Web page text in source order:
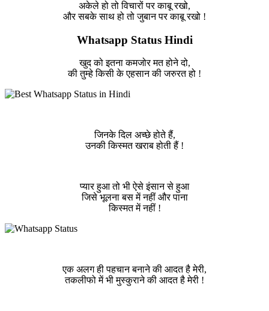
अकेले हो तो विचारों पर काबू रखो,
और सबके साथ हो तो जुबान पर काबू रखो !
Whatsapp Status Hindi
खुद को इतना कमजोर मत होने दो,
की तुम्हे किसी के एहसान की जरुरत हो !
जिनके दिल अच्छे होते हैं,
उनकी किस्मत खराब होती हैं !
प्यार हुआ तो भी ऐसे इंसान से हुआ
जिसे भूलना बस में नहीं और पाना
किस्मत में नहीं !
एक अलग ही पहचान बनाने की आदत है मेरी,
तकलीफो में भी मुस्कुराने की आदत है मेरी !